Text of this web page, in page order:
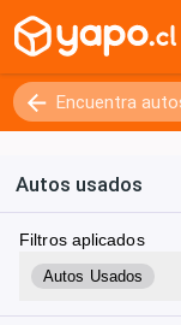
Autos usados
Filtros aplicados
Autos Usados
Kilómetros